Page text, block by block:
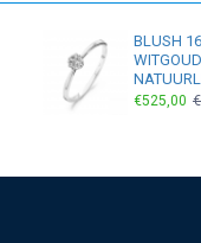
BLUSH
€525,00